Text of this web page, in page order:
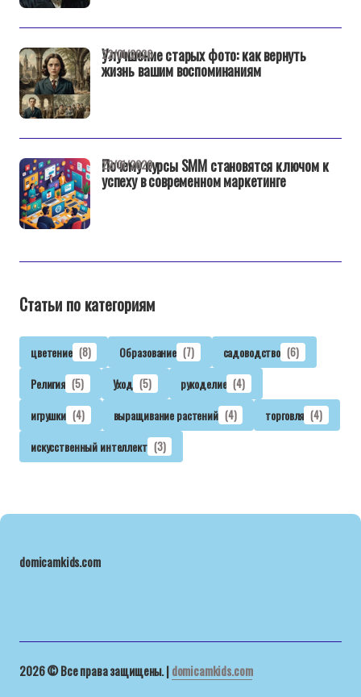
Улучшение старых фото: как вернуть
жизнь вашим воспоминаниям
22/01/2026
Почему курсы SMM становятся ключом к
успеху в современном маркетинге
22/01/2026
Статьи по категориям
цветение (8) Образование (7) садоводство (6)
Религия (5) Уход (5) рукоделие (4)
игрушки (4) выращивание растений (4) торговля (4)
искусственный интеллект (3)
domicamkids.com
2026 © Все права защищены. |domicamkids.com